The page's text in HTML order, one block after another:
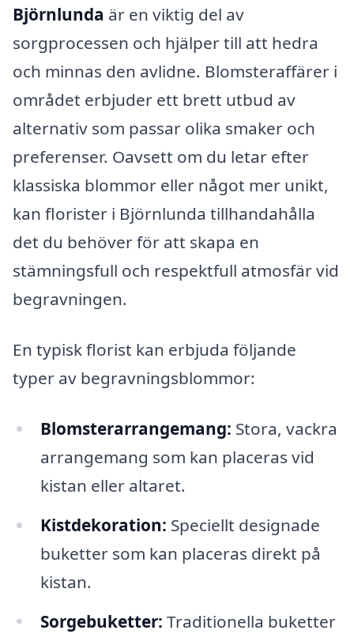
Björnlunda är en viktig del av
sorgprocessen och hjälper till att hedra
och minnas den avlidne. Blomsteraffärer i
området erbjuder ett brett utbud av
alternativ som passar olika smaker och
preferenser. Oavsett om du letar efter
klassiska blommor eller något mer unikt,
kan florister i Björnlunda tillhandahålla
det du behöver för att skapa en
stämningsfull och respektfull atmosfär vid
begravningen.
En typisk florist kan erbjuda följande
typer av begravningsblommor:
Blomsterarrangemang: Stora, vackra
arrangemang som kan placeras vid
kistan eller altaret.
Kistdekoration: Speciellt designade
buketter som kan placeras direkt på
kistan.
Sorgebuketter: Traditionella buketter